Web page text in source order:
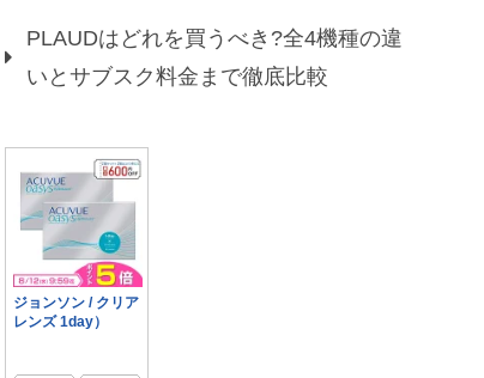
PLAUDはどれを買うべき?全4機種の違
いとサブスク料金まで徹底比較